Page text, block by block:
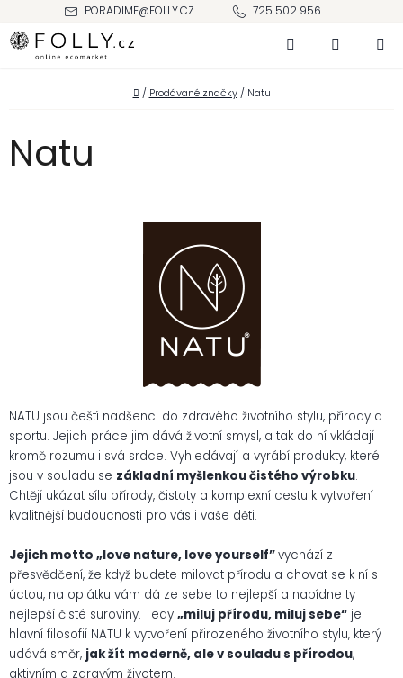
obsah
PORADIME@FOLLY.CZ 725 502 956
Hledat NÁKUPNÍ
KOŠÍK
Domů
/ Prodávané značky / Natu
Natu
NATU jsou čeští nadšenci do zdravého životního stylu, přírody a
sportu. Jejich práce jim dává životní smysl, a tak do ní vkládají
kromě rozumu i svá srdce. Vyhledávají a vyrábí produkty, které
jsou v souladu se základní myšlenkou čistého výrobku.
Chtějí ukázat sílu přírody, čistoty a komplexní cestu k vytvoření
kvalitnější budoucnosti pro vás i vaše děti.
Jejich motto „love nature, love yourself”vychází z
přesvědčení, že když budete milovat přírodu a chovat se k ní s
úctou, na oplátku vám dá ze sebe to nejlepší a nabídne ty
nejlepší čisté suroviny. Tedy „miluj přírodu, miluj sebe“ je
hlavní filosofií NATU k vytvoření přirozeného životního stylu, který
udává směr, jak žít moderně, ale v souladu s přírodou,
aktivním a zdravým životem.